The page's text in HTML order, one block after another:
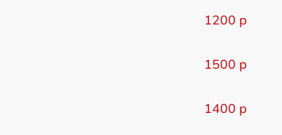
1200 р
1500 р
1400 р